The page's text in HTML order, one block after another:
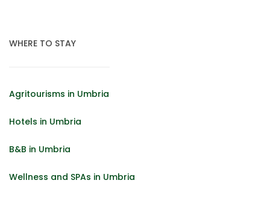
WHERE TO STAY
Agritourisms in Umbria
Hotels in Umbria
B&B in Umbria
Wellness and SPAs in Umbria